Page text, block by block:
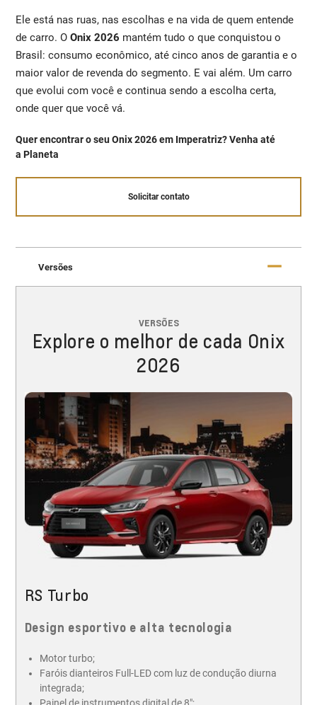
Ele está nas ruas, nas escolhas e na vida de quem entende
de carro. OOnix 2026 mantém tudo o que conquistou o
Brasil: consumo econômico, até cinco anos de garantia e o
maior valor de revenda do segmento. E vai além. Um carro
que evolui com você e continua sendo a escolha certa,
onde quer que você vá.
Quer encontrar o seu Onix 2026 em Imperatriz? Venha até
a Planeta
Solicitar contato
Versões
VERSÕES
Explore o melhor de cada Onix
2026
RS Turbo
Design esportivo e alta tecnologia
Motor turbo;
Faróis dianteiros Full-LED com luz de condução diurna
integrada;